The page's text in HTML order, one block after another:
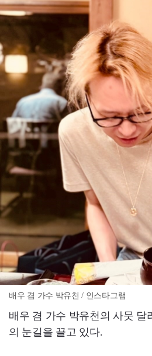
배우 겸 가수 박유천 / 인스타그램
배우 겸 가수 박유천의 사뭇 달
의 눈길을 끌고 있다.